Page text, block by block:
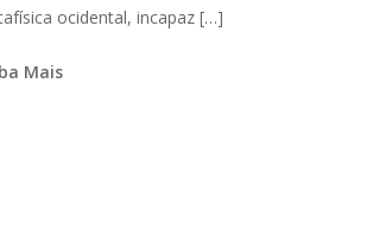
ocidental, incapaz […]
Mais